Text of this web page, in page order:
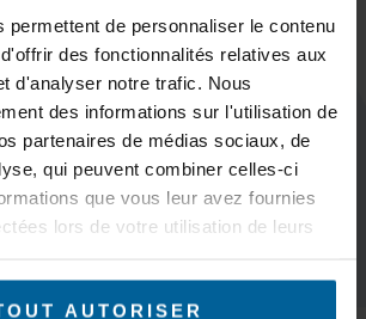
permettent de personnaliser le contenu
des fonctionnalités relatives aux
d'analyser notre trafic. Nous
des informations sur l'utilisation de
partenaires de médias sociaux, de
qui peuvent combiner celles-ci
que vous leur avez fournies
lors de votre utilisation de leurs
AUTORISER
S'inscrire